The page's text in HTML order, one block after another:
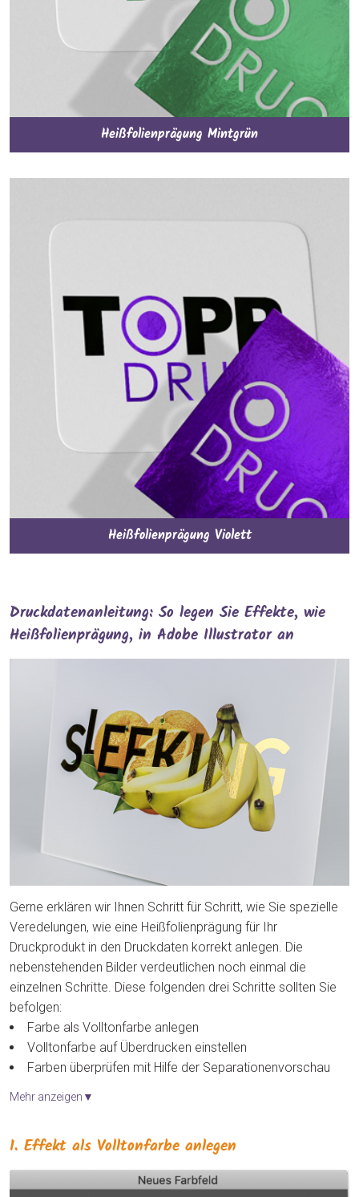
Heißfolienprägung Mintgrün
Heißfolienprägung Violett
Druckdatenanleitung: So legen Sie Effekte, wie
Heißfolienprägung, in Adobe Illustrator an
Gerne erklären wir Ihnen Schritt für Schritt, wie Sie spezielle
Veredelungen, wie eine Heißfolienprägung für Ihr
Druckprodukt in den Druckdaten korrekt anlegen. Die
nebenstehenden Bilder verdeutlichen noch einmal die
einzelnen Schritte. Diese folgenden drei Schritte sollten Sie
befolgen:
Farbe als Volltonfarbe anlegen
Volltonfarbe auf Überdrucken einstellen
Farben überprüfen mit Hilfe der Separationenvorschau
Mehr anzeigen▼
1. Effekt als Volltonfarbe anlegen